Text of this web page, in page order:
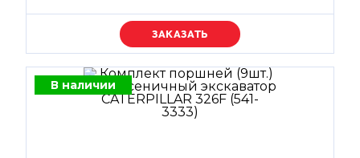
Уточняйте цену
В наличии